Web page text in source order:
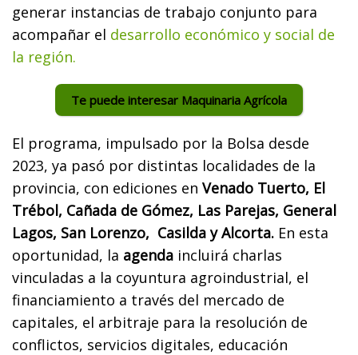
generar instancias de trabajo conjunto para
acompañar el desarrollo económico y social de
la región.
Te puede interesar Maquinaria Agrícola
El programa, impulsado por la Bolsa desde
2023, ya pasó por distintas localidades de la
provincia, con ediciones en Venado Tuerto, El
Trébol, Cañada de Gómez, Las Parejas, General
Lagos, San Lorenzo, Casilda y Alcorta. En esta
oportunidad, la agenda incluirá charlas
vinculadas a la coyuntura agroindustrial, el
financiamiento a través del mercado de
capitales, el arbitraje para la resolución de
conflictos, servicios digitales, educación